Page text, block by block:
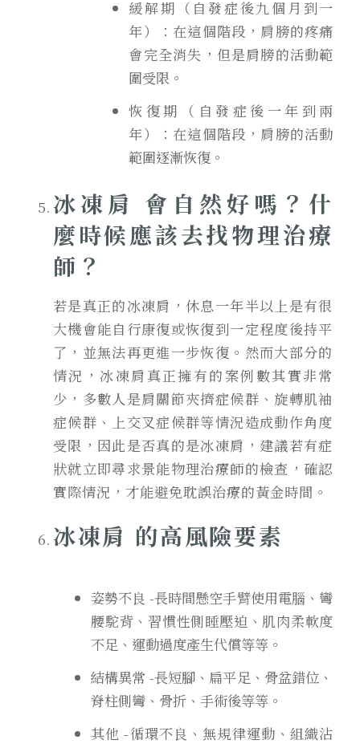
緩解期（自發症後九個月到一
年）：在這個階段，肩膀的疼痛
會完全消失，但是肩膀的活動範
圍受限。
恢復期
（自發症後一年到兩
年）：在這個階段，肩膀的活動
範圍逐漸恢復。
冰凍肩 會自然好嗎？什
麼時候應該去找物理治療
師？
若是真正的冰凍肩，休息一年半以上是有很
大機會能自行康復或恢復到一定程度後持平
了，並無法再更進一步恢復。然而大部分的
情況，冰凍肩真正擁有的案例數其實非常
少，多數人是肩關節夾擠症候群、旋轉肌袖
症候群、上交叉症候群等情況造成動作角度
受限，因此是否真的是冰凍肩，建議若有症
狀就立即尋求景能物理治療師的檢查，確認
實際情況，才能避免耽誤治療的黃金時間。
冰凍肩 的高風險要素
姿勢不良 -長時間懸空手臂使用電腦、彎
腰駝背、習慣性側睡壓迫、肌肉柔軟度
不足、運動過度產生代償等等。
結構異常 -長短腳、扁平足、骨盆錯位、
脊柱側彎、骨折、手術後等等。
其他 -循環不良、無規律運動、組織沾